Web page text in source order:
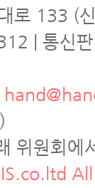
로 133 (
| 통신
위원회